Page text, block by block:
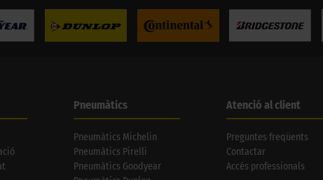
Pneumàtics
Pneumàtics Michelin
Pneumàtics Pirelli
Pneumàtics Goodyear
Atenció al client
Preguntes freqüents
Contactar
Accés professionals